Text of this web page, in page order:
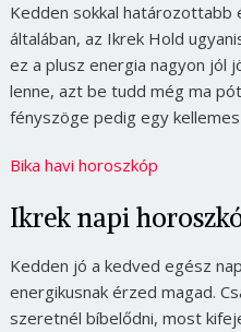
Kedden sokkal határozottabb
általában, az Ikrek Hold
ez a plusz energia nagyon jól
lenne, azt be tudd még ma
fényszöge pedig egy
Bika havi horoszkóp
Ikrek napi
Kedden jó a kedved egész
energikusnak érzed magad.
szeretnél bíbelődni, most